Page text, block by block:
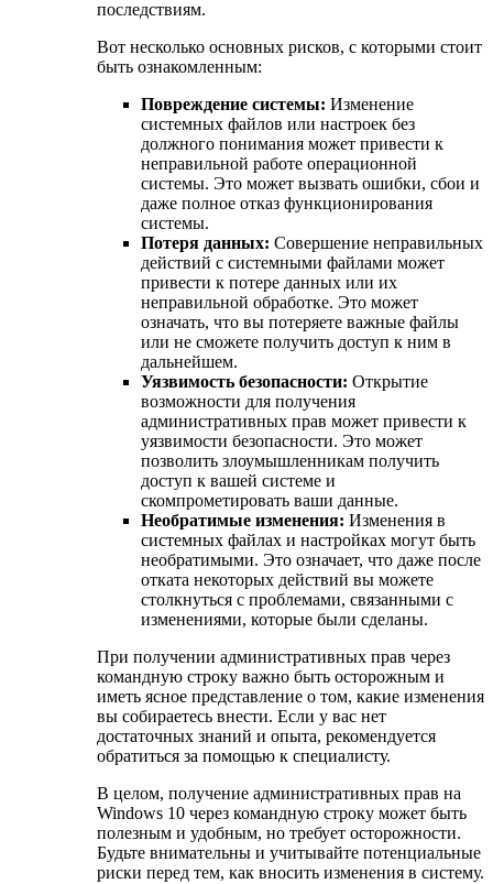
последствиям.
Вот несколько основных рисков, с которыми стоит
быть ознакомленным:
Повреждение системы: Изменение
системных файлов или настроек без
должного понимания может привести к
неправильной работе операционной
системы. Это может вызвать ошибки, сбои и
даже полное отказ функционирования
системы.
Потеря данных: Совершение неправильных
действий с системными файлами может
привести к потере данных или их
неправильной обработке. Это может
означать, что вы потеряете важные файлы
или не сможете получить доступ к ним в
дальнейшем.
Уязвимость безопасности: Открытие
возможности для получения
административных прав может привести к
уязвимости безопасности. Это может
позволить злоумышленникам получить
доступ к вашей системе и
скомпрометировать ваши данные.
Необратимые изменения: Изменения в
системных файлах и настройках могут быть
необратимыми. Это означает, что даже после
отката некоторых действий вы можете
столкнуться с проблемами, связанными с
изменениями, которые были сделаны.
При получении административных прав через
командную строку важно быть осторожным и
иметь ясное представление о том, какие изменения
вы собираетесь внести. Если у вас нет
достаточных знаний и опыта, рекомендуется
обратиться за помощью к специалисту.
В целом, получение административных прав на
Windows 10 через командную строку может быть
полезным и удобным, но требует осторожности.
Будьте внимательны и учитывайте потенциальные
риски перед тем, как вносить изменения в систему.